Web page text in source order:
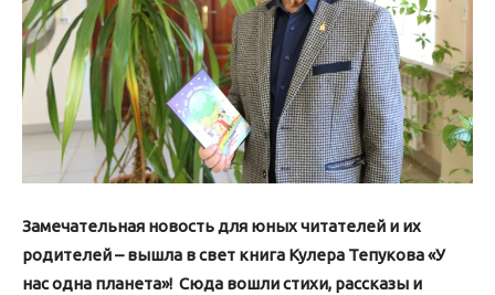
Замечательная новость для юных читателей и их
родителей – вышла в свет книга Кулера Тепукова «У
нас одна планета»! Сюда вошли стихи, рассказы и